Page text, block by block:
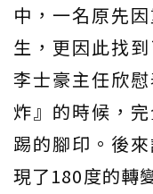
中，一名原先
生，更因此找
李士豪主任欣
炸』的時候，
踢的腳印。後
現了180度的轉